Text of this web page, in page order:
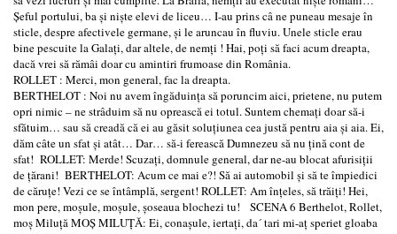
Şeful portului, ba şi nişte elevi de liceu… I-au prins câ ne puneau mesaje în
sticle, despre afectivele germane, şi le aruncau în fluviu. Unele sticle erau
bine pescuite la Galaţi, dar altele, de nemţi ! Hai, poţi să faci acum dreapta,
dacă vrei să rămâi doar cu amintiri frumoase din România.
ROLLET : Merci, mon general, fac la dreapta.
BERTHELOT : Noi nu avem îngăduinţa să poruncim aici, prietene, nu putem
opri nimic – ne strâduim să nu oprească ei totul. Suntem chemaţi doar să-i
sfătuim… sau să creadă că ei au găsit soluţiunea cea justă pentru aia şi aia. Ei,
dăm câte un sfat şi atât… Dar… să-i ferească Dumnezeu să nu ţină cont de
sfat! ROLLET: Merde! Scuzaţi, domnule general, dar ne-au blocat afurisiţii
de ţărani! BERTHELOT: Acum ce mai e?! Să ai automobil şi să te împiedici
de căruţe! Vezi ce se întâmplă, sergent! ROLLET: Am înţeles, să trăiţi! Hei,
mon pere, moşule, moşule, şoseaua blochezi tu! SCENA 6 Berthelot, Rollet,
moş Miluţă MOŞ MILUŢĂ: Ei, conaşule, iertaţi, da´ tari mi-aţ speriet gloaba